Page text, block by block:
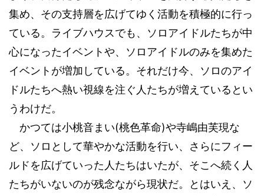
集め、その支持層を広げてゆく活動を積極的に行っ
ている。ライブハウスでも、ソロアイドルたちが中
心になったイベントや、ソロアイドルのみを集めた
イベントが増加している。それだけ今、ソロのアイ
ドルたちへ熱い視線を注ぐ人たちが増えているとい
うわけだ。
かつては小桃音まい(桃色革命)や寺嶋由芙現な
ど、ソロとして華やかな活動を行い、さらにフィー
ルドを広げていった人たちはいたが、そこへ続く人
たちがいないのが残念ながら現状だ。とはいえ、ソ